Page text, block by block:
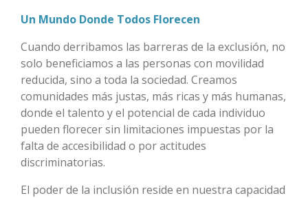
Un Mundo Donde Todos Florecen
Cuando derribamos las barreras de la exclusión, no
solo beneficiamos a las personas con movilidad
reducida, sino a toda la sociedad. Creamos
comunidades más justas, más ricas y más humanas,
donde el talento y el potencial de cada individuo
pueden florecer sin limitaciones impuestas por la
falta de accesibilidad o por actitudes
discriminatorias.
El poder de la inclusión reside en nuestra capacidad